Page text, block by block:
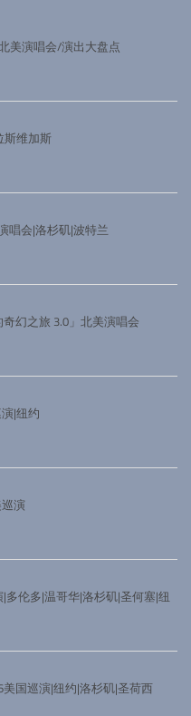
美演唱会/演出大盘点
斯维加斯
唱会|洛杉矶|波特兰
幻之旅 3.0」北美演唱会
|纽约
演
多伦多|温哥华|洛杉矶|圣何塞|纽
国巡演|纽约|洛杉矶|圣荷西